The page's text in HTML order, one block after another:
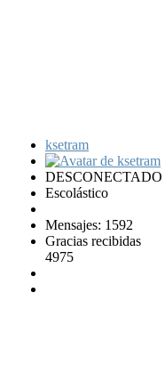
ksetram
DESCONECTADO
Escolástico
Mensajes: 1592
Gracias recibidas
4975